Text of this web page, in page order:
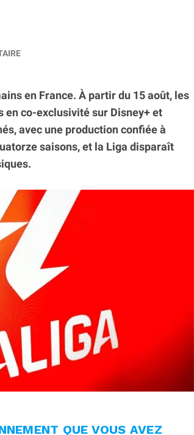
en France. À partir du 15 août, les
en co-exclusivité sur Disney+ et
avec une production confiée à
saisons, et la Liga disparaît
QUE VOUS AVEZ